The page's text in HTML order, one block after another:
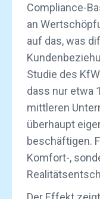
Compliance-
an
auf das, was
Studie des
dass nur etwa
mittleren
überhaupt
beschäftigen.
Komfort-,